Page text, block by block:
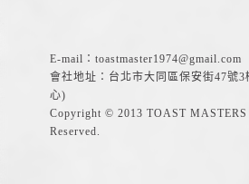
E-mail： toastmaster1974@gmail.com
會社地址：台北市大同區保安街47號3
心)
Copyright © 2013 TOAST
Reserved.